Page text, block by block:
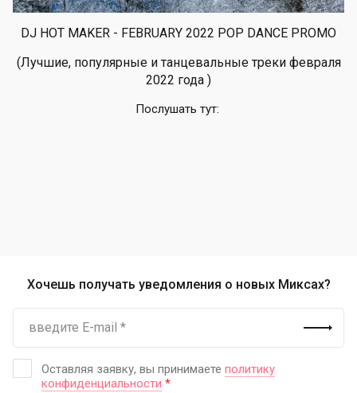
DJ HOT MAKER - FEBRUARY 2022 POP DANCE PROMO
(Лучшие, популярные и танцевальные треки февраля
2022 года )
Послушать тут:
Хочешь получать уведомления о новых Миксах?
Оставляя заявку, вы принимаете политику
конфиденциальности *